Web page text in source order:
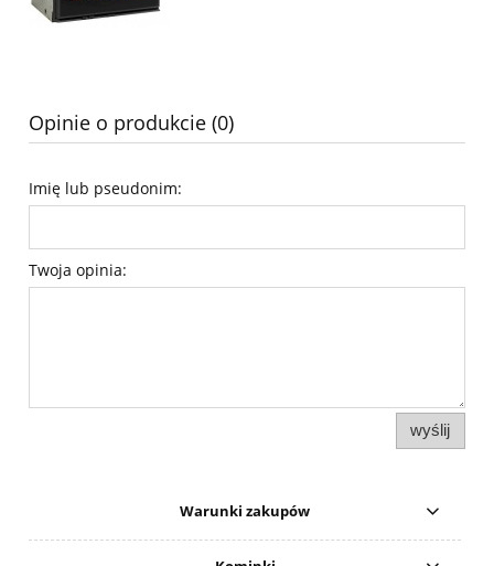
Opinie o produkcie (0)
Imię lub pseudonim:
Twoja opinia:
wyślij
Warunki zakupów